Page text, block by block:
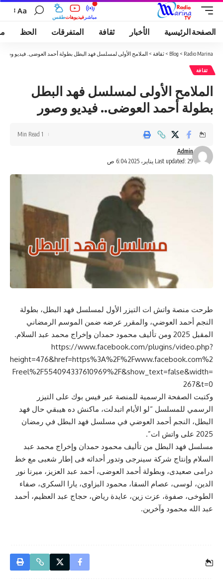
طقسفيديوهات مباشر
Aa
الصفحة الرئيسية الأخبار ثقافة المتفرقات الحظ
Radio Marina
>
Blog
> ثقافة > الملامح الأولى لمسلسل فهد البطل بطولة أحمد العوضى.. فيديو وصور
ثقافة
الملامح الأولى لمسلسل فهد البطل
بطولة أحمد العوضى.. فيديو وصور
Last updated: 29 يناير، 2025 6:04 ص
Admin
1 Min Read
طرحت منصة واتش ات التيزر الأول لمسلسل فهد البطل، بطولة
النجم أحمد العوضي، والمقرر عرضه ضمن الموسم الرمضاني
المقبل 2025 ومن تأليف محمود حمدان وإخراج محمد عبد السلام.
https://www.facebook.com/plugins/video.php?
height=476&href=https%3A%2F%2Fwww.facebook.com%2
Freel%2F554094337610969%2F&show_text=false&width=
267&t=0
وكتبت الصفحة الرسمية للمنصة عبر فيس بوك على التيزر
الرسمي للمسلسل “لو الأيام اتبدلت، ماكنش ده هيبقي حال فهد
البطل، النجم أحمد العوضي في مسلسل فهد البطل في رمضان
2025 على واتش ات”.
مسلسل فهد البطل من تأليف محمود حمدان وإخراج محمد عبد
السلام وإنتاج شركة سينرجى وتدور أحداثه فى إطار شعبى مع خط
درامى صعيدى، وبطولة أحمد العوضى، أحمد عبد العزيز، ميرنا نور
الدين، لوسى، عصام السقا، محمود البزاوى، يارا السكرى، صفاء
الطوخى، صفوة، عزت زين، عايدة رياض، حجاج عبد العظيم، أحمد
عبد الله محمود وآخرين.